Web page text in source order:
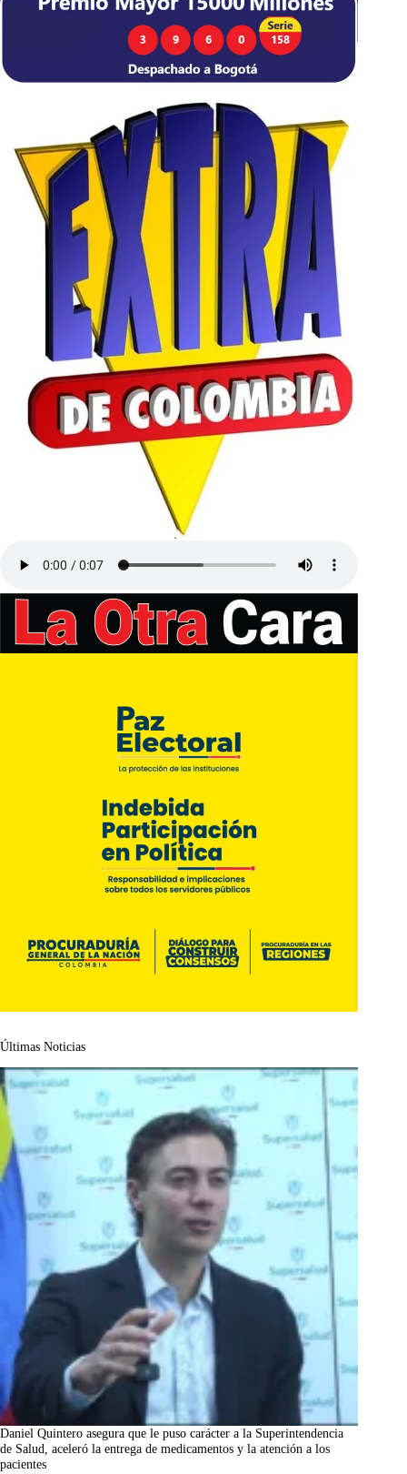
Últimas Noticias
Daniel Quintero asegura que le puso carácter a la Superintendencia
de Salud, aceleró la entrega de medicamentos y la atención a los
pacientes